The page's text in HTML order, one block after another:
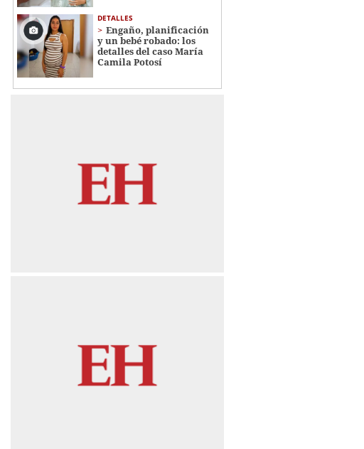
DETALLES
Engaño, planificación
y un bebé robado: los
detalles del caso María
Camila Potosí